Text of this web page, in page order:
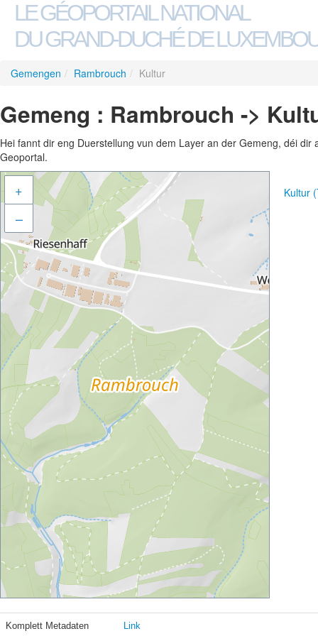
LE GÉOPORTAIL NATIONAL
DU GRAND-DUCHÉ DE
Gemengen / Rambrouch / Kultur
Gemeng : Rambrouch ->
Hei fannt dir eng Duerstellung vun dem Layer an der Gemeng, déi
Geoportal.
+
–
Kultur
Komplett Metadaten Link